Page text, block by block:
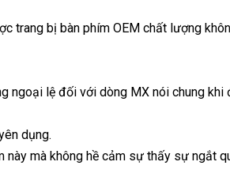
trang bị bàn phím OEM chất lượng
ngoại lệ đối với dòng MX nói chung khi
dụng.
này mà không hề cảm sự thấy sự ngắt